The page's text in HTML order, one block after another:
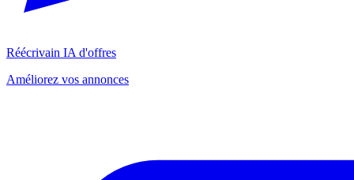
Réécrivain IA d'offres
Améliorez vos annonces